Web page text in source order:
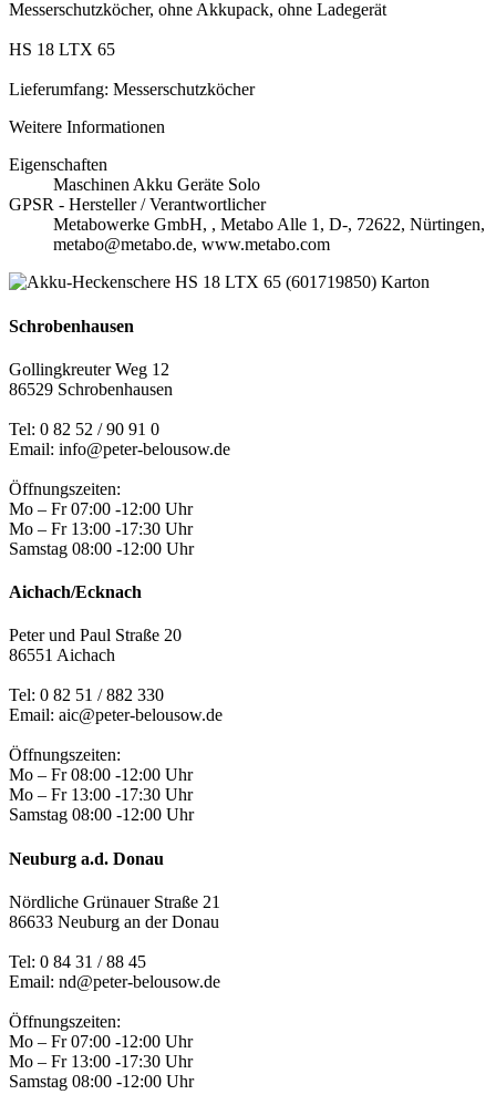
Messerschutzköcher, ohne Akkupack, ohne Ladegerät
HS 18 LTX 65
Lieferumfang: Messerschutzköcher
Weitere Informationen
Eigenschaften
Maschinen Akku Geräte Solo
GPSR - Hersteller / Verantwortlicher
Metabowerke GmbH, , Metabo Alle 1, D-, 72622, Nürtingen,
metabo@metabo.de, www.metabo.com
Schrobenhausen
Gollingkreuter Weg 12
86529 Schrobenhausen
Tel: 0 82 52 / 90 91 0
Email: info@peter-belousow.de
Öffnungszeiten:
Mo – Fr 07:00 -12:00 Uhr
Mo – Fr 13:00 -17:30 Uhr
Samstag 08:00 -12:00 Uhr
Aichach/Ecknach
Peter und Paul Straße 20
86551 Aichach
Tel: 0 82 51 / 882 330
Email: aic@peter-belousow.de
Öffnungszeiten:
Mo – Fr 08:00 -12:00 Uhr
Mo – Fr 13:00 -17:30 Uhr
Samstag 08:00 -12:00 Uhr
Neuburg a.d. Donau
Nördliche Grünauer Straße 21
86633 Neuburg an der Donau
Tel: 0 84 31 / 88 45
Email: nd@peter-belousow.de
Öffnungszeiten:
Mo – Fr 07:00 -12:00 Uhr
Mo – Fr 13:00 -17:30 Uhr
Samstag 08:00 -12:00 Uhr